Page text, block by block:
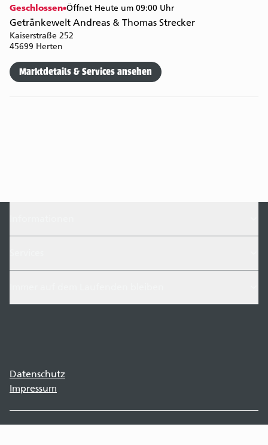
Geschlossen Öffnet Heute um 09:00 Uhr
Getränkewelt Andreas & Thomas Strecker
Kaiserstraße 252
45699 Herten
Marktdetails & Services ansehen
Datenschutz
Impressum